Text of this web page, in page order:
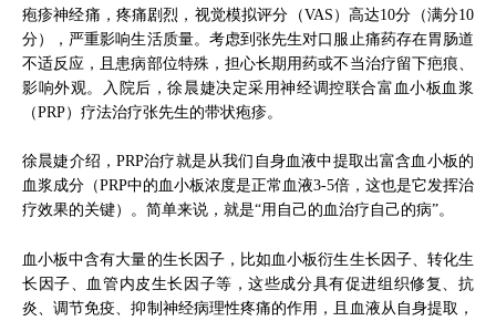
疱疹神经痛，疼痛剧烈，视觉模拟评分（VAS）高达10分（满分10
分），严重影响生活质量。考虑到张先生对口服止痛药存在胃肠道
不适反应，且患病部位特殊，担心长期用药或不当治疗留下疤痕、
影响外观。入院后，徐晨婕决定采用神经调控联合富血小板血浆
（PRP）疗法治疗张先生的带状疱疹。
徐晨婕介绍，PRP治疗就是从我们自身血液中提取出富含血小板的
血浆成分（PRP中的血小板浓度是正常血液3-5倍，这也是它发挥治
疗效果的关键）。简单来说，就是“用自己的血治疗自己的病”。
血小板中含有大量的生长因子，比如血小板衍生生长因子、转化生
长因子、血管内皮生长因子等，这些成分具有促进组织修复、抗
炎、调节免疫、抑制神经病理性疼痛的作用，且血液从自身提取，